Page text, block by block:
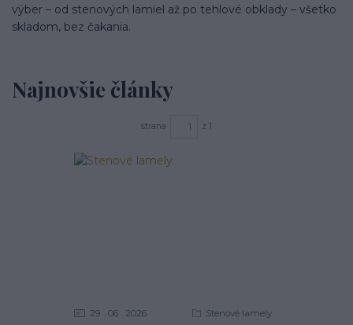
výber – od stenových lamiel až po tehlové obklady – všetko
skladom, bez čakania.
Najnovšie články
strana z 1
29 06 2026 Stenové lamely